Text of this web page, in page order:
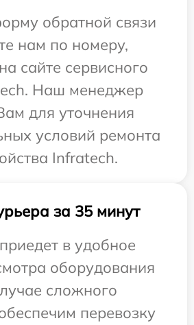
обратной связи
нам по номеру,
сайте сервисного
Наш менеджер
для уточнения
условий ремонта
Infratech.
за 35 минут
в удобное
оборудования
сложного
перевозку